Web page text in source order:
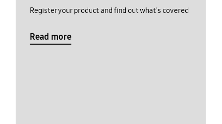
Register your product and find out what's covered
Read more